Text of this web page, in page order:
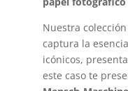
Nuestra
captura la
icónicos,
este caso te